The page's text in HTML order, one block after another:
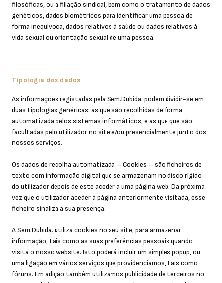
filosóficas, ou a filiação sindical, bem como o tratamento de dados
genéticos, dados biométricos para identificar uma pessoa de
forma inequívoca, dados relativos à saúde ou dados relativos à
vida sexual ou orientação sexual de uma pessoa.
Tipologia dos dados
As informações registadas pela Sem.Dubida. podem dividir-se em
duas tipologias genéricas: as que são recolhidas de forma
automatizada pelos sistemas informáticos, e as que que são
facultadas pelo utilizador no site e/ou presencialmente junto dos
nossos serviços.
Os dados de recolha automatizada – Cookies – são ficheiros de
texto com informação digital que se armazenam no disco rígido
do utilizador depois de este aceder a uma página web. Da próxima
vez que o utilizador aceder à página anteriormente visitada, esse
ficheiro sinaliza a sua presença.
A Sem.Dubida. utiliza cookies no seu site, para armazenar
informação, tais como as suas preferências pessoais quando
visita o nosso website. Isto poderá incluir um simples popup, ou
uma ligação em vários serviços que providenciamos, tais como
fóruns. Em adição também utilizamos publicidade de terceiros no